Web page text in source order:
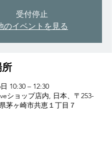
受付停止
のイベントを見る
所
10:30 – 12:30
ショップ店内, 日本、〒253-
茅ヶ崎市共恵１丁目７